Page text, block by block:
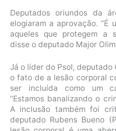
Deputados oriundos da
elogiaram a aprovação. “É
aqueles que protegem a
disse o deputado Major
Já o líder do Psol,
o fato de a lesão corporal
ser incluída como um
“Estamos banalizando o
A inclusão também foi
deputado Rubens Bueno